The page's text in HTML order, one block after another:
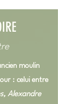
moulin
: celui entre
Alexandre